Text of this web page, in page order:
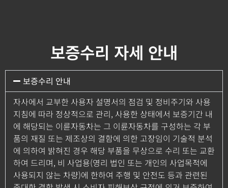
보증수리 자세 안내
보증수리 안내
자사에서 교부한 사용자 설명서의 점검 및 정비주기와 사용
지침에 따라 정상적으로 관리, 사용한 상태에서 보증기간 내
에 해당되는 이륜자동차는 그 이륜자동차를 구성하는 각 부
품의 재질 또는 제조상의 결함에 의한 고장임이 기술적 분석
에 의하여 밝혀진 경우 해당 부품을 무상으로 수리 또는 교환
하여 드리며, 비 사업용(영리 법인 또는 개인의 사업목적에
사용되지 않는 차량)에 한하여 주행 및 안전도 등과 관련된